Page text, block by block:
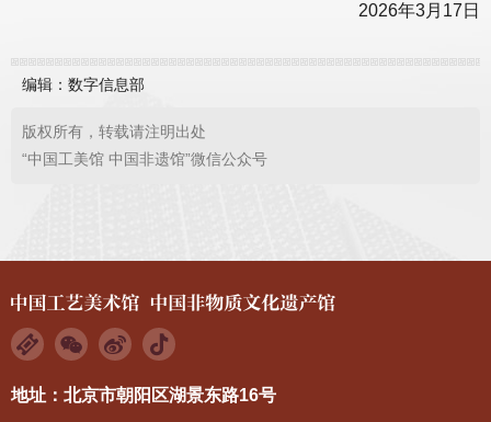
2026年3月17日
编辑：数字信息部
版权所有，转载请注明出处
“中国工美馆 中国非遗馆”微信公众号
地址：北京市朝阳区湖景东路16号